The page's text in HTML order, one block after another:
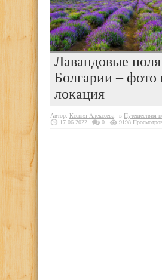
Лавандовые
Болгарии – фото
локация
Автор: Ксения Алексеева в Путешествия
17.06.2022
0 9198